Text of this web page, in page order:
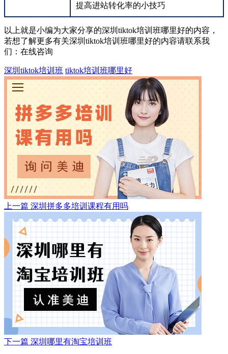
提高进站转化率的小技巧
以上就是小编为大家分享的深圳tiktok培训班哪里好的内容，
若想了解更多有关深圳tiktok培训班哪里好的内容请联系我
们： 在线咨询
深圳tiktok培训班 tiktok培训班哪里好
上一篇 深圳拼多多培训课程有用吗
下一篇 深圳哪里有淘宝培训班